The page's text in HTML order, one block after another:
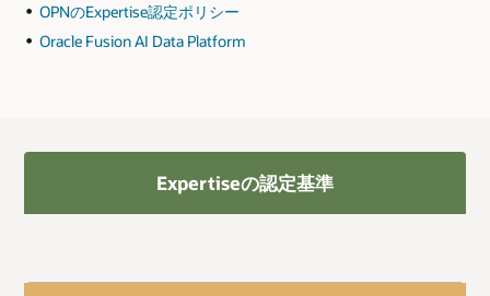
OPNのExpertise認定ポリシー
Oracle Fusion AI Data Platform
Expertiseの認定基準